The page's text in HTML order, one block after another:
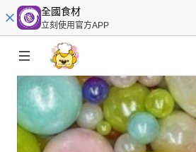
全國食材
立刻使用官方APP